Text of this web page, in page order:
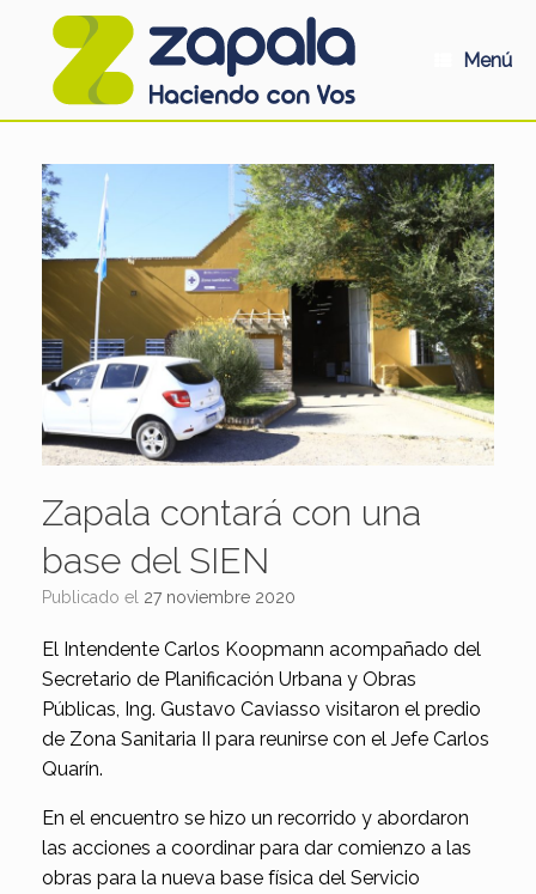
Menú
Zapala contará con una
base del SIEN
Publicado el 27 noviembre 2020
El Intendente Carlos Koopmann acompañado del
Secretario de Planificación Urbana y Obras
Públicas, Ing. Gustavo Caviasso visitaron el predio
de Zona Sanitaria II para reunirse con el Jefe Carlos
Quarín.
En el encuentro se hizo un recorrido y abordaron
las acciones a coordinar para dar comienzo a las
obras para la nueva base física del Servicio